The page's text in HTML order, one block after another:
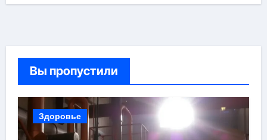
Вы пропустили
Здоровье